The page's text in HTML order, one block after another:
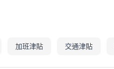
加班津貼 交通津貼